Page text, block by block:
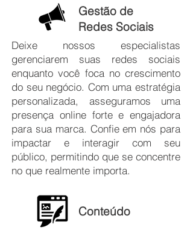
Gestão de
Redes Sociais
Deixe nossos especialistas
gerenciarem suas redes sociais
enquanto você foca no crescimento
do seu negócio. Com uma estratégia
personalizada, asseguramos uma
presença online forte e engajadora
para sua marca. Confie em nós para
impactar e interagir com seu
público, permitindo que se concentre
no que realmente importa.
Conteúdo